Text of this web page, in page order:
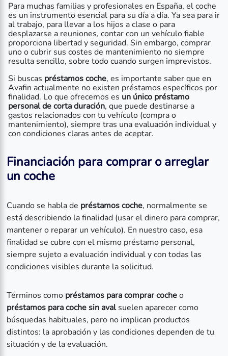
Para muchas familias y profesionales en España, el coche
es un instrumento esencial para su día a día. Ya sea para ir
al trabajo, para llevar a los hijos a clase o para
desplazarse a reuniones, contar con un vehículo fiable
proporciona libertad y seguridad. Sin embargo, comprar
uno o cubrir sus costes de mantenimiento no siempre
resulta sencillo, sobre todo cuando surgen imprevistos.
Si buscas préstamos coche, es importante saber que en
Avafin actualmente no existen préstamos específicos por
finalidad. Lo que ofrecemos es un único préstamo
personal de corta duración, que puede destinarse a
gastos relacionados con tu vehículo (compra o
mantenimiento), siempre tras una evaluación individual y
con condiciones claras antes de aceptar.
Financiación para comprar o arreglar
un coche
Cuando se habla de préstamos coche, normalmente se
está describiendo la finalidad (usar el dinero para comprar,
mantener o reparar un vehículo). En nuestro caso, esa
finalidad se cubre con el mismo préstamo personal,
siempre sujeto a evaluación individual y con todas las
condiciones visibles durante la solicitud.
Términos como préstamos para comprar cocheo
préstamos para coche sin avalsuelen aparecer como
búsquedas habituales, pero no implican productos
distintos: la aprobación y las condiciones dependen de tu
situación y de la evaluación.